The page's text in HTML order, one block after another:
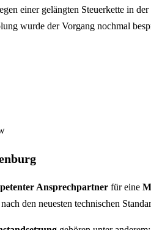
einer gelängten Steuerkette in
wurde der Vorgang nochmal
Ansprechpartner für eine
den neuesten technischen